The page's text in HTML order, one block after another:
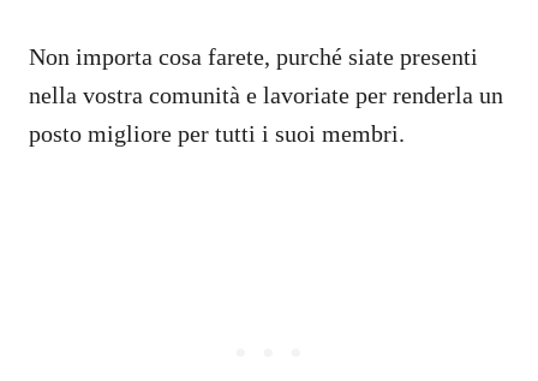
Non importa cosa farete, purché siate presenti
nella vostra comunità e lavoriate per renderla un
posto migliore per tutti i suoi membri.